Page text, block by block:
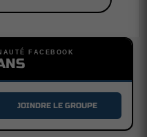
FACEBOOK
JOINDRE LE GROUPE